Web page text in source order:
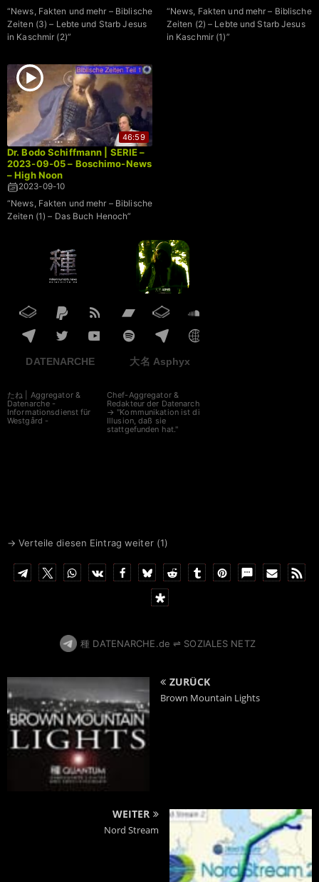
“News, Fakten und mehr – Biblische
Zeiten (3) – Lebte und Starb Jesus
in Kaschmir (2)”
“News, Fakten und mehr – Biblische
Zeiten (2) – Lebte und Starb Jesus
in Kaschmir (1)”
46:59
Dr. Bodo Schiffmann | SERIE –
2023-09-05 – Boschimo-News
– High Noon
2023-09-10
“News, Fakten und mehr – Biblische
Zeiten (1) – Das Buch Henoch”
DATENARCHE
たね | Aggregator &
Datenarche -
Informationsdienst für
Westgård -
大名 Asphyx
Chef-Aggregator &
Redakteur der Datenarche
→ "Kommunikation ist die
Illusion, daß sie
stattgefunden hat."
→ Verteile diesen Eintrag weiter (1)
1
種 DATENARCHE.de ⇌ SOZIALES NETZ
ZURÜCK
Brown Mountain Lights
WEITER
Nord Stream